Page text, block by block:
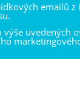
emailů
uvedených